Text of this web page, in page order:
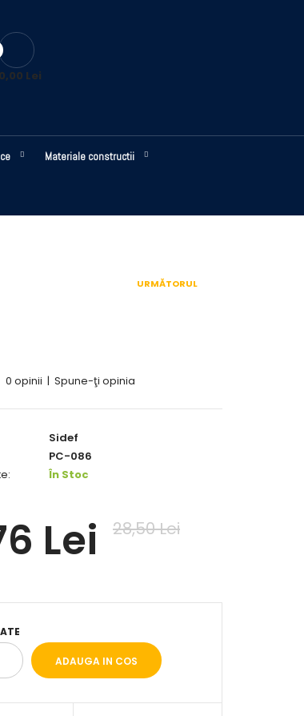
0,00 Lei
Materiale constructii
URMĂTORUL
0 opinii | Spune-ţi opinia
Sidef
PC-086
În Stoc
Lei 28,50 Lei